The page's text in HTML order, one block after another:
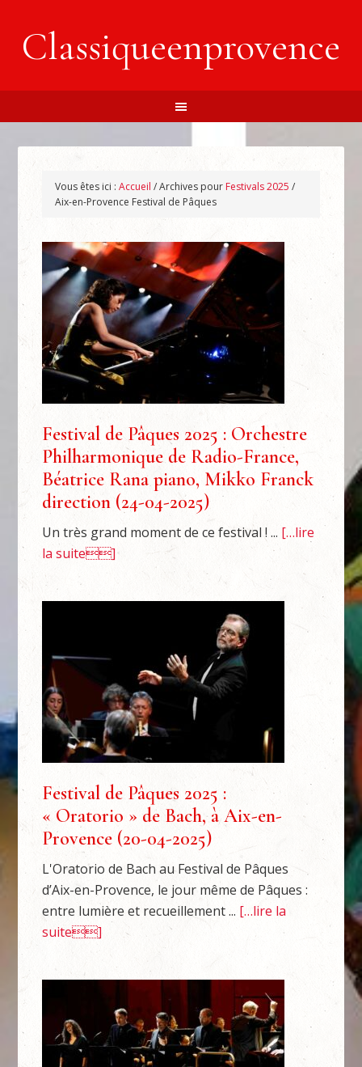
Classiqueenprovence
Vous êtes ici :Accueil /Archives pour Festivals 2025 /
Aix-en-Provence Festival de Pâques
Festival de Pâques 2025 : Orchestre
Philharmonique de Radio-France,
Béatrice Rana piano, Mikko Franck
direction (24-04-2025)
Un très grand moment de ce festival ! ... […lire
la suite]
Festival de Pâques 2025 :
« Oratorio » de Bach, à Aix-en-
Provence (20-04-2025)
L'Oratorio de Bach au Festival de Pâques
d’Aix-en-Provence, le jour même de Pâques :
entre lumière et recueillement ... […lire la
suite]